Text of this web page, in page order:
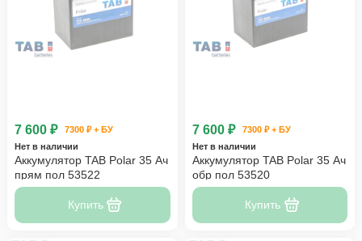
7 600 ₽
7300 ₽ + БУ
Нет в наличии
Аккумулятор TAB Polar 35 Ач
прям пол 53522
Купить
7 600 ₽
7300 ₽ + БУ
Нет в наличии
Аккумулятор TAB Polar 35 Ач
обр пол 53520
Купить